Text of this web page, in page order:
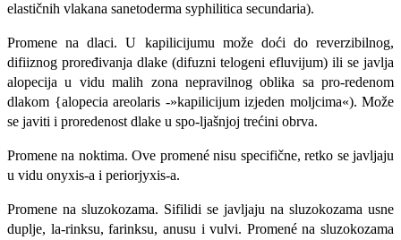
elastičnih vlakana sanetoderma syphilitica secundaria).
Promene na dlaci. U kapilicijumu može doći do reverzibilnog,
difiiznog proređivanja dlake (difuzni telogeni efluvijum) ili se javlja
alopecija u vidu malih zona nepravilnog oblika sa pro-redenom
dlakom {alopecia areolaris -»kapilicijum izjeden moljcima«). Može
se javiti i proredenost dlake u spo-ljašnjoj trećini obrva.
Promene na noktima. Ove promené nisu specifične, retko se javljaju
u vidu onyxis-a i periorjyxis-a.
Promene na sluzokozama. Sifilidi se javljaju na sluzokozama usne
duplje, la-rinksu, farinksu, anusu i vulvi. Promené na sluzokozama